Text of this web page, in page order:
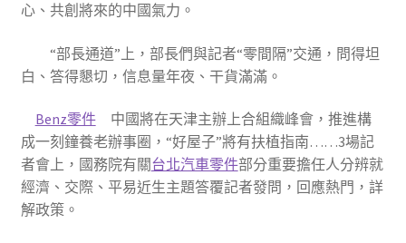
心、共創將來的中國氣力。
“部長通道”上，部長們與記者“零間隔”交通，問得坦
白、答得懇切，信息量年夜、干貨滿滿。
Benz零件中國將在天津主辦上合組織峰會，推進構
成一刻鐘養老辦事圈，“好屋子”將有扶植指南……3場記
者會上，國務院有關台北汽車零件部分重要擔任人分辨就
經濟、交際、平易近生主題答覆記者發問，回應熱門，詳
解政策。